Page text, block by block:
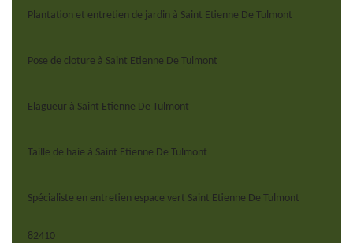
Plantation et entretien de jardin à Saint Etienne De Tulmont
Pose de cloture à Saint Etienne De Tulmont
Elagueur à Saint Etienne De Tulmont
Taille de haie à Saint Etienne De Tulmont
Spécialiste en entretien espace vert Saint Etienne De Tulmont
82410